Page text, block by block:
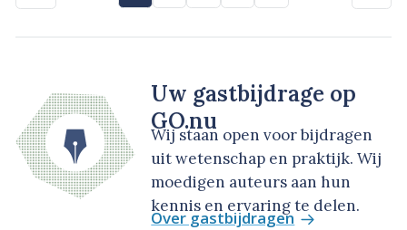
Uw gastbijdrage op
GO.nu
Wij staan open voor bijdragen
uit wetenschap en praktijk. Wij
moedigen auteurs aan hun
kennis en ervaring te delen.
Over gastbijdragen